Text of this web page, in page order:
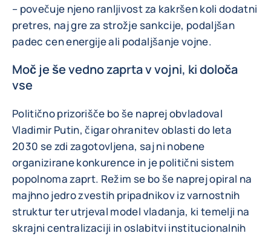
– povečuje njeno ranljivost za kakršen koli dodatni
pretres, naj gre za strožje sankcije, podaljšan
padec cen energije ali podaljšanje vojne.
Moč je še vedno zaprta v vojni, ki določa
vse
Politično prizorišče bo še naprej obvladoval
Vladimir Putin, čigar ohranitev oblasti do leta
2030 se zdi zagotovljena, saj ni nobene
organizirane konkurence in je politični sistem
popolnoma zaprt. Režim se bo še naprej opiral na
majhno jedro zvestih pripadnikov iz varnostnih
struktur ter utrjeval model vladanja, ki temelji na
skrajni centralizaciji in oslabitvi institucionalnih